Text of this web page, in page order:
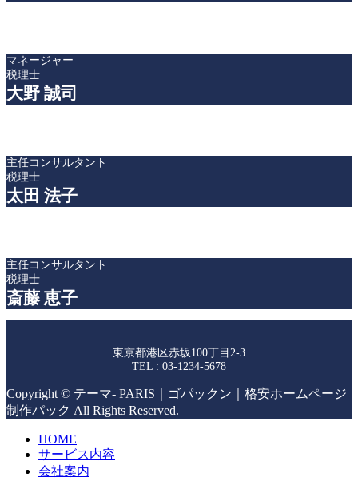
マネージャー
税理士
大野 誠司
主任コンサルタント
税理士
太田 法子
主任コンサルタント
税理士
斎藤 恵子
東京都港区赤坂100丁目2-3
TEL : 03-1234-5678
Copyright © テーマ- PARIS｜ゴパックン｜格安ホームページ
制作パック All Rights Reserved.
HOME
サービス内容
会社案内